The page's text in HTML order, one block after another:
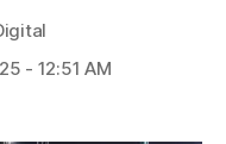
- 12:51 AM